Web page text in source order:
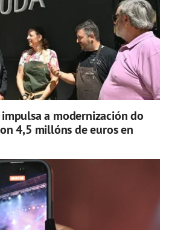
a modernización do
4,5 millóns de euros en